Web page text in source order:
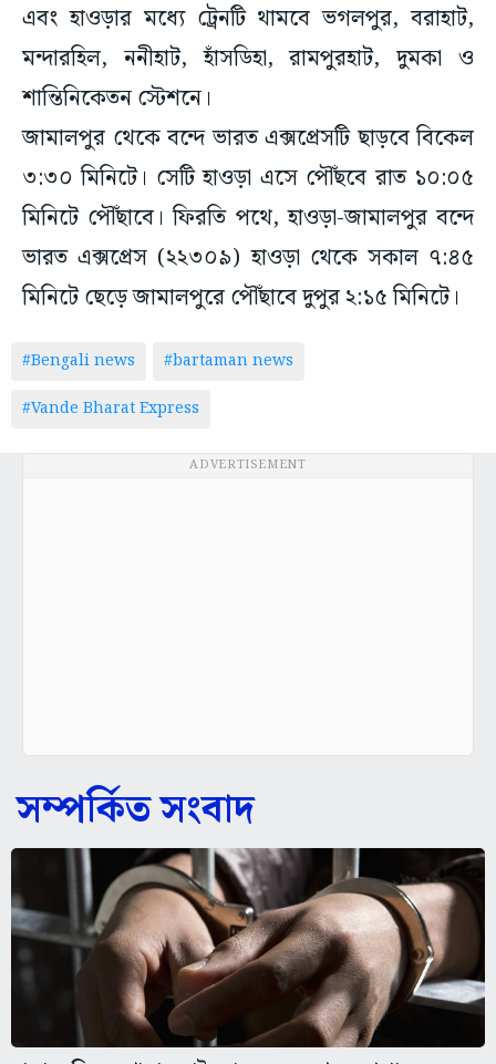
এবং হাওড়ার মধ্যে ট্রেনটি থামবে ভগলপুর, বরাহাট,
মন্দারহিল, ননীহাট, হাঁসডিহা, রামপুরহাট, দুমকা ও
শান্তিনিকেতন স্টেশনে।
জামালপুর থেকে বন্দে ভারত এক্সপ্রেসটি ছাড়বে বিকেল
৩:৩০ মিনিটে। সেটি হাওড়া এসে পৌঁছবে রাত ১০:০৫
মিনিটে পৌঁছাবে। ফিরতি পথে, হাওড়া-জামালপুর বন্দে
ভারত এক্সপ্রেস (২২৩০৯) হাওড়া থেকে সকাল ৭:৪৫
মিনিটে ছেড়ে জামালপুরে পৌঁছাবে দুপুর ২:১৫ মিনিটে।
#Bengali news
#bartaman news
#Vande Bharat Express
ADVERTISEMENT
সম্পর্কিত সংবাদ